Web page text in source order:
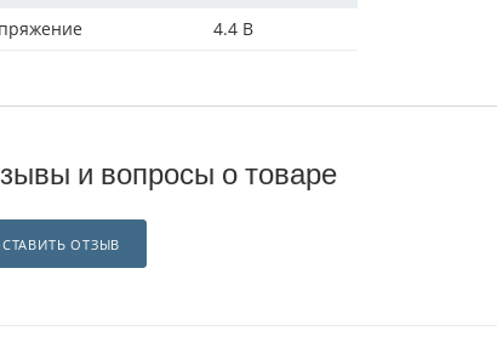
4.4 В
и вопросы о товаре
ОТЗЫВ